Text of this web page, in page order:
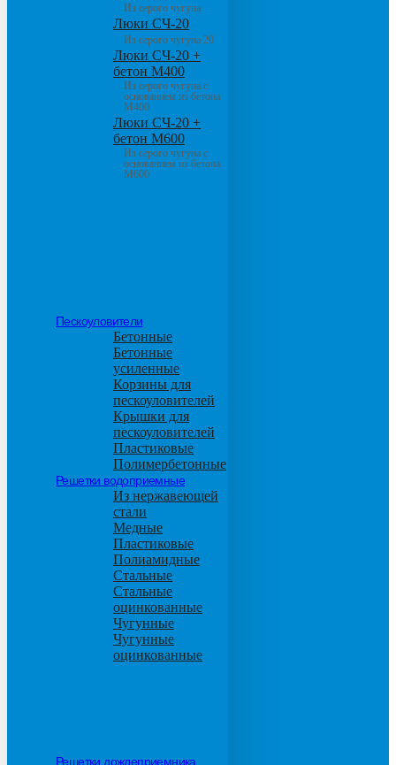
Из серого чугуна
Люки СЧ-20
Из серого чугуна 20
Люки СЧ-20 +
бетон М400
Из серого чугуна с
основанием из бетона
М400
Люки СЧ-20 +
бетон М600
Из серого чугуна с
основанием из бетона
М600
Пескоуловители
Бетонные
Бетонные
усиленные
Корзины для
пескоуловителей
Крышки для
пескоуловителей
Пластиковые
Полимербетонные
Решетки водоприемные
Из нержавеющей
стали
Медные
Пластиковые
Полиамидные
Стальные
Стальные
оцинкованные
Чугунные
Чугунные
оцинкованные
Решетки дождеприемника